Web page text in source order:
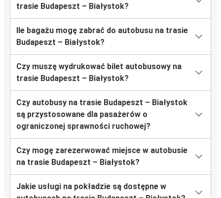
trasie Budapeszt – Białystok?
Ile bagażu mogę zabrać do autobusu na trasie
Budapeszt – Białystok?
Czy muszę wydrukować bilet autobusowy na
trasie Budapeszt – Białystok?
Czy autobusy na trasie Budapeszt – Białystok
są przystosowane dla pasażerów o
ograniczonej sprawności ruchowej?
Czy mogę zarezerwować miejsce w autobusie
na trasie Budapeszt – Białystok?
Jakie usługi na pokładzie są dostępne w